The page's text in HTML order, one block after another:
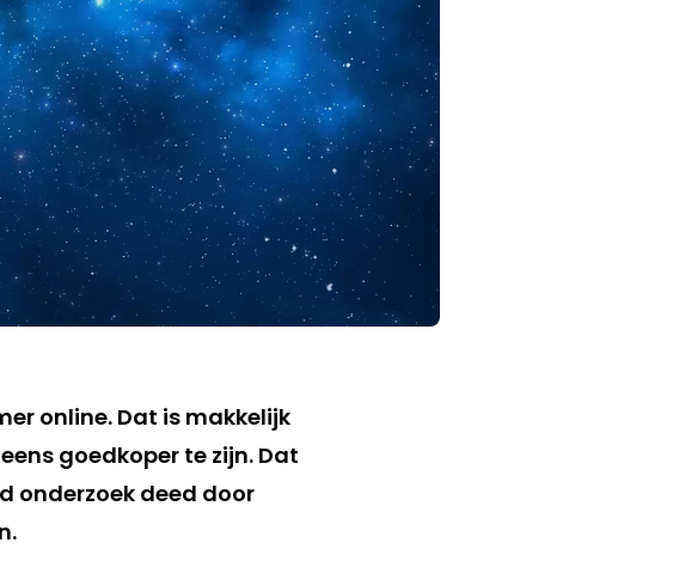
online. Dat is makkelijk
goedkoper te zijn. Dat
onderzoek deed door